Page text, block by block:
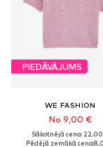
PIEDĀVĀJUMS
WE FASHION
No 9,00 €
Sākotnējā cena:
Pēdējā zemākā cena: